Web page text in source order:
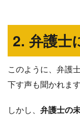
2. 弁護士
このように、弁護
下す声も聞かれます
しかし、 弁護士の